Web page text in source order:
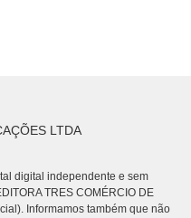
LTDA
digital independente e sem
TRES COMÉRCIO DE
Informamos também que não